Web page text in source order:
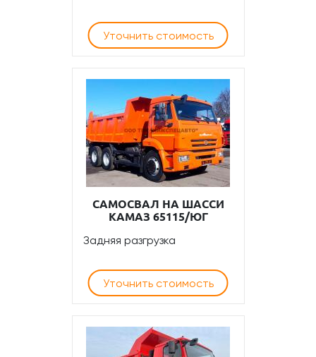
Уточнить стоимость
САМОСВАЛ НА ШАССИ
КАМАЗ 65115/ЮГ
Задняя разгрузка
Уточнить стоимость